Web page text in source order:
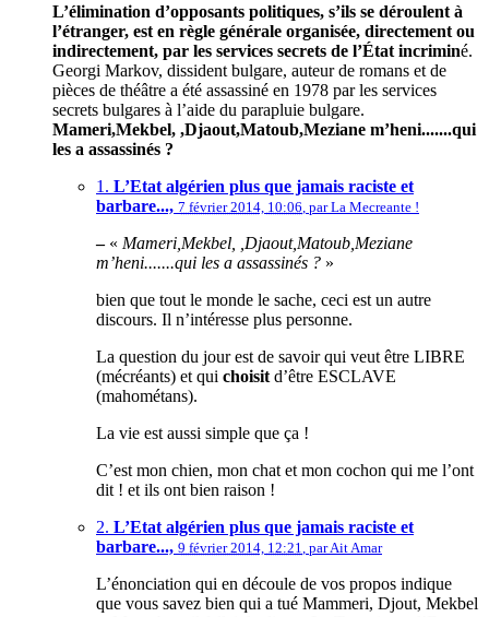
L’élimination d’opposants politiques, s’ils se déroulent à
l’étranger, est en règle générale organisée, directement ou
indirectement, par les services secrets de l’État incriminé.
Georgi Markov, dissident bulgare, auteur de romans et de
pièces de théâtre a été assassiné en 1978 par les services
secrets bulgares à l’aide du parapluie bulgare.
Mameri,Mekbel, ,Djaout,Matoub,Meziane m’heni.......qui
les a assassinés ?
1. L’Etat algérien plus que jamais raciste et
barbare..., 7 février 2014, 10:06 parLa Mecreante !
–« Mameri,Mekbel, ,Djaout,Matoub,Meziane
m’heni.......qui les a assassinés ? »
bien que tout le monde le sache, ceci est un autre
discours. Il n’intéresse plus personne.
La question du jour est de savoir qui veut être LIBRE
(mécréants) et qui choisit d’être ESCLAVE
(mahométans).
La vie est aussi simple que ça !
C’est mon chien, mon chat et mon cochon qui me l’ont
dit ! et ils ont bien raison !
2. L’Etat algérien plus que jamais raciste et
barbare..., 9 février 2014, 12:21 parAit Amar
L’énonciation qui en découle de vos propos indique
que vous savez bien qui a tué Mammeri, Djout, Mekbel